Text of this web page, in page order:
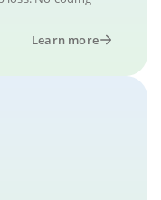
Learn more